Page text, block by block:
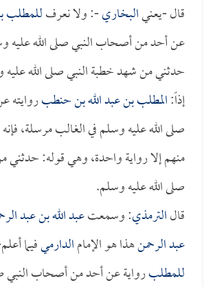
قال -يعنيالبخاري-: ولا نعرفللمطلب
عن أحد من أصحاب النبي صلى الله عليه
حدثني من شهد خطبة النبي صلى الله
إذاً:المطلب بن عبد الله بن حنطبروايته
صلى الله عليه وسلم في الغالب مرسلة،
منهم إلا رواية واحدة، وهي قوله:
صلى الله عليه وسلم.
قالالترمذي: وسمعتعبد الله بن عبد
عبد الرحمنهذا هو الإمامالدارميفيما
للمطلبرواية عن أحد من أصحاب النبي